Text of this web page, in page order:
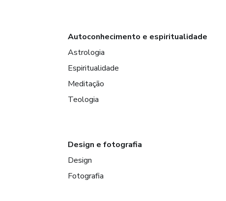
Autoconhecimento e espiritualidade
Astrologia
Espiritualidade
Meditação
Teologia
Design e fotografia
Design
Fotografia